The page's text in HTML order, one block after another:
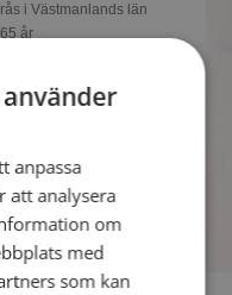
i Västmanlands län
år
bli medlem på
sen kan du lära dig allt
anpassa
att analysera
om
med
som kan